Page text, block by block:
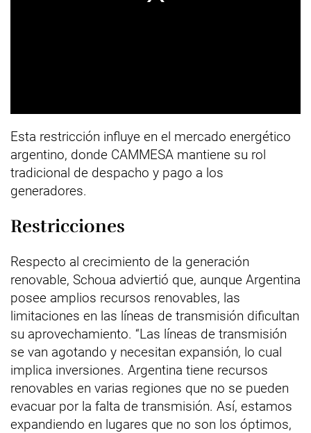
Esta restricción influye en el mercado energético
argentino, donde CAMMESA mantiene su rol
tradicional de despacho y pago a los
generadores.
Restricciones
Respecto al crecimiento de la generación
renovable, Schoua adviertió que, aunque Argentina
posee amplios recursos renovables, las
limitaciones en las líneas de transmisión dificultan
su aprovechamiento. “Las líneas de transmisión
se van agotando y necesitan expansión, lo cual
implica inversiones. Argentina tiene recursos
renovables en varias regiones que no se pueden
evacuar por la falta de transmisión. Así, estamos
expandiendo en lugares que no son los óptimos,